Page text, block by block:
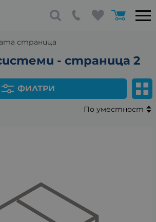
страница
- страница 2
ФИЛТРИ
По уместност